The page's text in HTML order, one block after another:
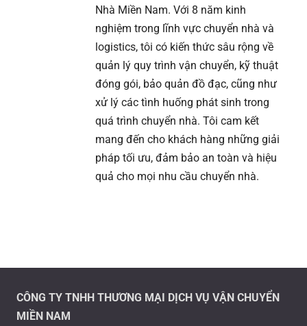
Nhà Miền Nam. Với 8 năm kinh
nghiệm trong lĩnh vực chuyển nhà và
logistics, tôi có kiến thức sâu rộng về
quản lý quy trình vận chuyển, kỹ thuật
đóng gói, bảo quản đồ đạc, cũng như
xử lý các tình huống phát sinh trong
quá trình chuyển nhà. Tôi cam kết
mang đến cho khách hàng những giải
pháp tối ưu, đảm bảo an toàn và hiệu
quả cho mọi nhu cầu chuyển nhà.
CÔNG TY TNHH THƯƠNG MẠI DỊCH VỤ VẬN CHUYỂN
MIỀN NAM